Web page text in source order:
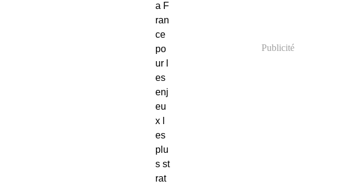
a F
ran
ce
po
ur l
es
enj
eu
x l
es
plu
s st
rat
Publicité